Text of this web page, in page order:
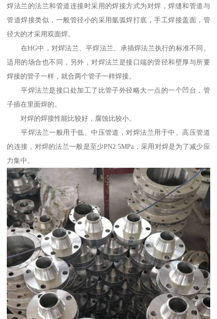
焊法兰的法兰和管道连接时采用的焊接方式为对焊，焊缝和管道与
管道焊接类似，一般管径小的采用氩弧焊打底，手工焊接盖面，管
径大的才采用双面焊。
在HG中，对焊法兰、平焊法兰、承插焊法兰执行的标准不同。
适用的场合也不同，另外，对焊法兰是接口端的管径和壁厚与所要
焊接的管子一样，就合两个管子一样焊接。
平焊法兰是接口处加工了比管子外径略大一点的一个凹台，管
子插在里面焊的。
对焊的焊接性能比较好，腐蚀比较小。
平焊法兰一般用于低、中压管道，对焊法兰用于中、高压管道
的连接，对焊的法兰一般是至少PN2.5MPa，采用对焊是为了减少应
力集中。